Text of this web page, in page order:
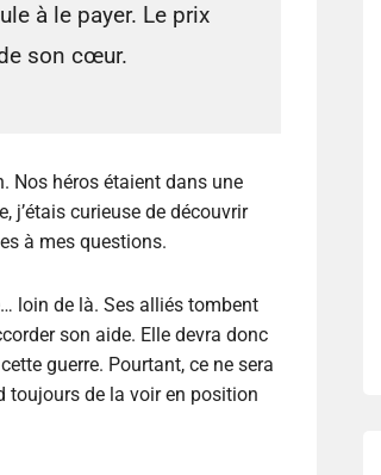
à le payer. Le prix
son cœur.
Nos héros étaient dans une
j’étais curieuse de découvrir
à mes questions.
loin de là. Ses alliés tombent
son aide. Elle devra donc
guerre. Pourtant, ce ne sera
toujours de la voir en position